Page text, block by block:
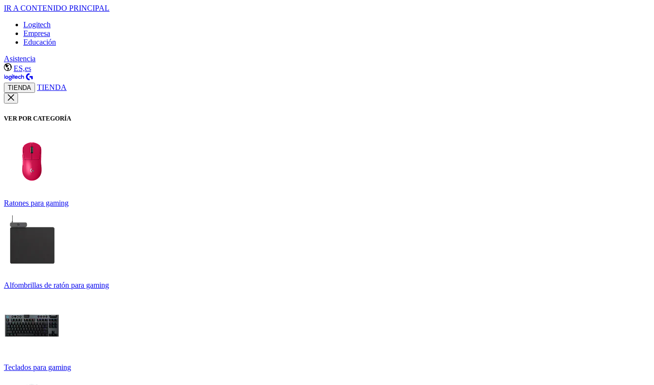
IR A CONTENIDO PRINCIPAL
Logitech
Empresa
Educación
Asistencia
ES,es
TIENDA TIENDA
VER POR CATEGORÍA
Ratones para gaming
Alfombrillas de ratón para gaming
Teclados para gaming